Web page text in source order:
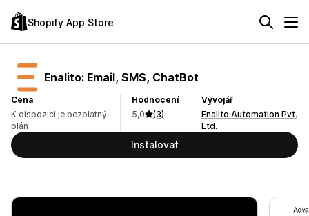
Shopify App Store
Enalito: Email, SMS, ChatBot
Cena
K dispozici je bezplatný
plán
Hodnocení
5,0
(3)
Vývojář
Enalito Automation Pvt.
Ltd.
Instalovat